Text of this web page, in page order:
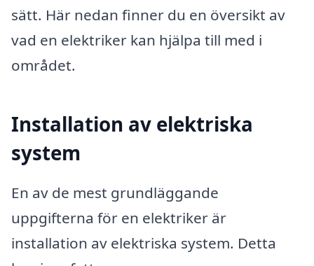
sätt. Här nedan finner du en översikt av
vad en elektriker kan hjälpa till med i
området.
Installation av elektriska
system
En av de mest grundläggande
uppgifterna för en elektriker är
installation av elektriska system. Detta